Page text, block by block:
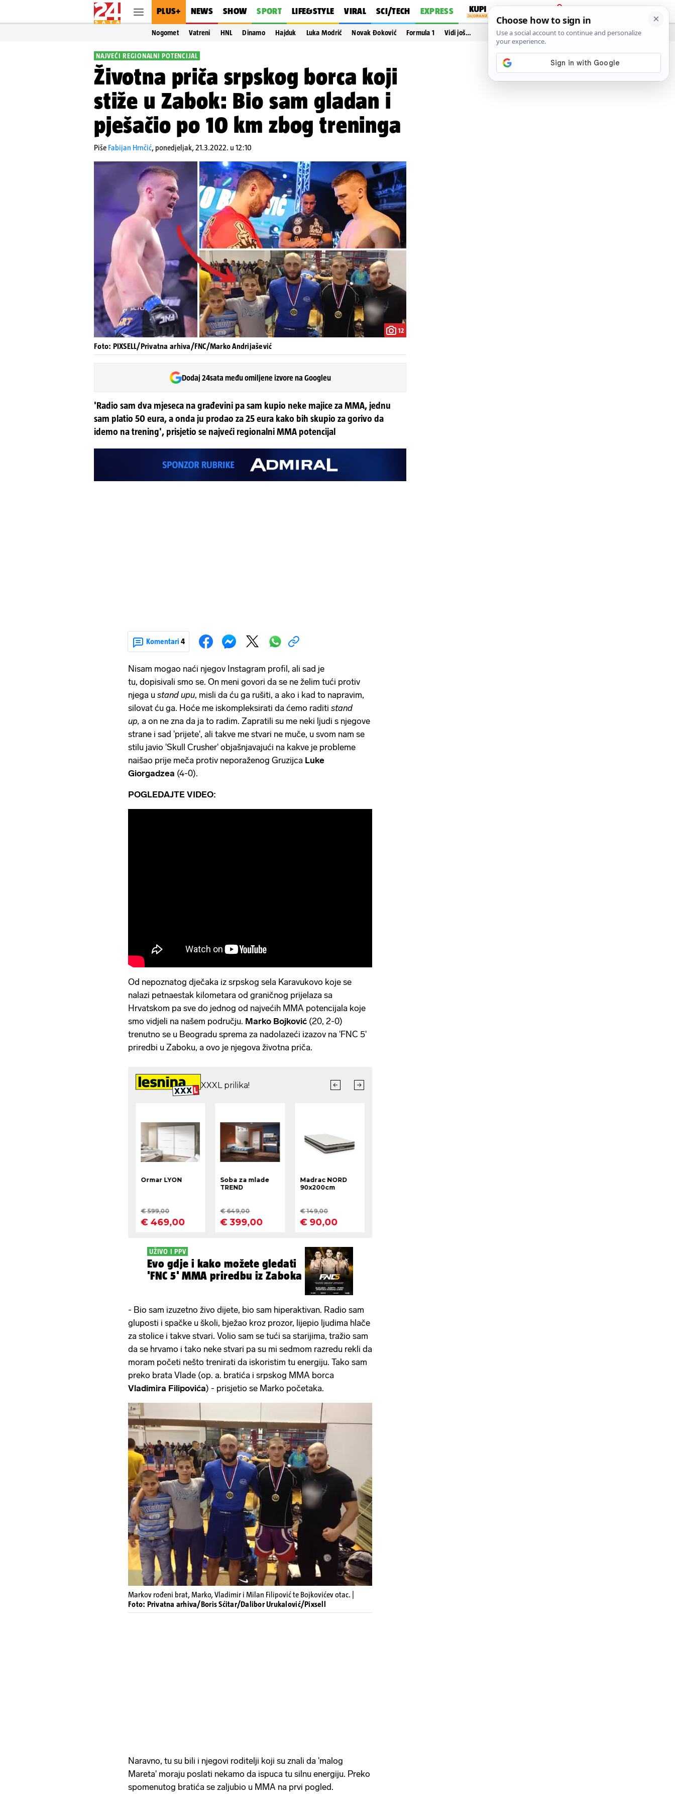
PLUS+ NEWS SHOW SPORT LIFE&STYLE VIRAL SCI/TECH EXPRESS
PRIJAVA
Nogomet Vatreni HNL Dinamo Hajduk Luka Modrić Novak Đoković Formula 1 Vidi još…
NAJVEĆI REGIONALNI POTENCIJAL
Životna priča srpskog borca koji
stiže u Zabok: Bio sam gladan i
pješačio po 10 km zbog treninga
Piše Fabijan Hrnčić, ponedjeljak, 21.3.2022. u 12:10
12
Foto: PIXSELL/Privatna arhiva/FNC/Marko Andrijašević
Dodaj 24sata među omiljene izvore na Googleu
'Radio sam dva mjeseca na građevini pa sam kupio neke majice za MMA, jednu
sam platio 50 eura, a onda ju prodao za 25 eura kako bih skupio za gorivo da
idemo na trening', prisjetio se najveći regionalni MMA potencijal
Komentari 4
Nisam mogao naći njegov Instagram profil, ali sad je
tu, dopisivali smo se. On meni govori da se ne želim tući protiv
njega u stand upu, misli da ću ga rušiti, a ako i kad to napravim,
silovat ću ga. Hoće me iskompleksirati da ćemo raditi stand
up, a on ne zna da ja to radim. Zapratili su me neki ljudi s njegove
strane i sad 'prijete', ali takve me stvari ne muče, u svom nam se
stilu javio 'Skull Crusher' objašnjavajući na kakve je probleme
naišao prije meča protiv neporaženog Gruzijca Luke
Giorgadzea (4-0).
POGLEDAJTE VIDEO:
Od nepoznatog dječaka iz srpskog sela Karavukovo koje se
nalazi petnaestak kilometara od graničnog prijelaza sa
Hrvatskom pa sve do jednog od najvećih MMA potencijala koje
smo vidjeli na našem području. Marko Bojković (20, 2-0)
trenutno se u Beogradu sprema za nadolazeći izazov na 'FNC 5'
priredbi u Zaboku, a ovo je njegova životna priča.
UŽIVO I PPV
Evo gdje i kako možete gledati
'FNC 5' MMA priredbu iz Zaboka
- Bio sam izuzetno živo dijete, bio sam hiperaktivan. Radio sam
gluposti i spačke u školi, bježao kroz prozor, lijepio ljudima hlače
za stolice i takve stvari. Volio sam se tući sa starijima, tražio sam
da se hrvamo i tako neke stvari pa su mi sedmom razredu rekli da
moram početi nešto trenirati da iskoristim tu energiju. Tako sam
preko brata Vlade (op. a. bratića i srpskog MMA borca
Vladimira Filipovića) - prisjetio se Marko početaka.
Markov rođeni brat, Marko, Vladimir i Milan Filipović te Bojkovićev otac. |
Foto: Privatna arhiva/Boris Sćitar/Dalibor Urukalović/Pixsell
Naravno, tu su bili i njegovi roditelji koji su znali da 'malog
Mareta' moraju poslati nekamo da ispuca tu silnu energiju. Preko
spomenutog bratića se zaljubio u MMA na prvi pogled.